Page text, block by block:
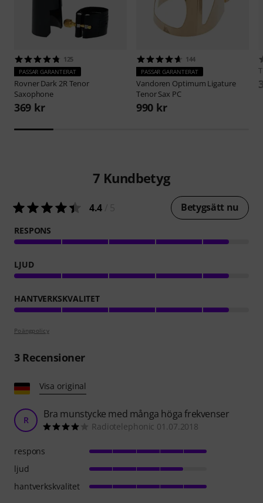
125
PASSAR GARANTERAT
RovnerDark 2R Tenor
Saxophone
369 kr
144
PASSAR GARANTERAT
Vandoren Optimum Ligature
Tenor Sax PC
990 kr
7 Kundbetyg
4.4 Betygsätt nu
RESPONS
LJUD
HANTVERKSKVALITET
Poängpolicy
3Recensioner
Visa original
R Bra munstycke med många höga frekvenser
Radiotelephonic 01.07.2018
respons
ljud
hantverkskvalitet